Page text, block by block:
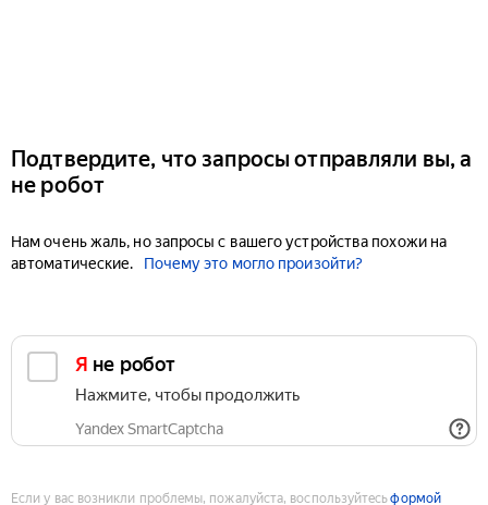
Подтвердите, что запросы отправляли вы, а
не робот
Нам очень жаль, но запросы с вашего устройства похожи на
автоматические.
Почему это могло произойти?
Я не робот
Нажмите, чтобы продолжить
Yandex SmartCaptcha
Если у вас возникли проблемы, пожалуйста, воспользуйтесьформой